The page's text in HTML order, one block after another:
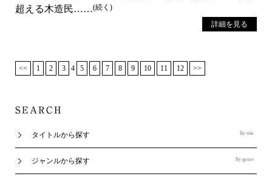
超える木造民……(続く)
詳細を見る
<< 1 2 3 4 5 6 7 8 9 10 11 12 >>
タイトルから探す By title
ジャンルから探す By genre